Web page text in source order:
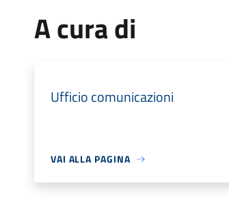
A cura di
Ufficio comunicazioni
VAI ALLA PAGINA